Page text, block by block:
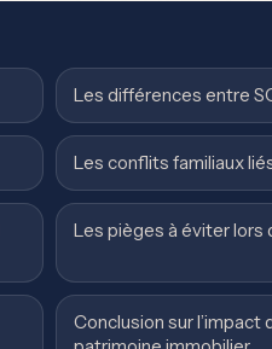
Les différences entre
Les conflits familiaux
Les pièges à éviter lors
Conclusion sur l’impact